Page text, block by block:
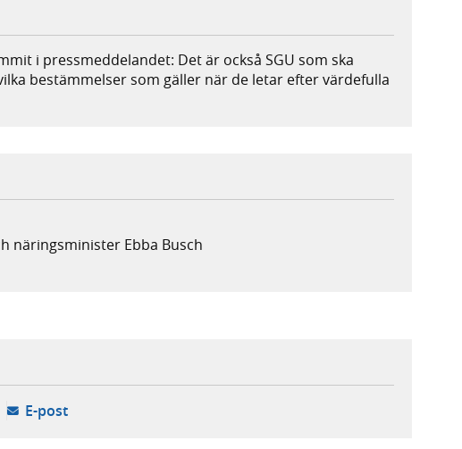
i pressmeddelandet: Det är också SGU som ska
bestämmelser som gäller när de letar efter värdefulla
näringsminister Ebba Busch
webbplats,
extern webbplats,
öppnas i ny flik, extern webbplats,
E-post- öppnar din e-postklient,